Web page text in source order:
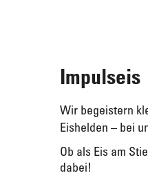
Impulseis
Wir begeistern
Eishelden – bei
Ob als Eis am
dabei!